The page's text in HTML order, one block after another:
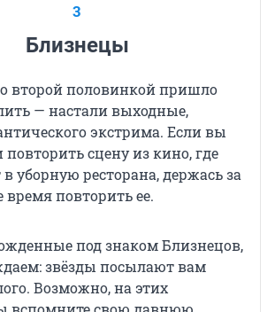
3
Близнецы
второй половинкой пришло
— настали выходные,
экстрима. Если вы
повторить сцену из кино, где
в уборную ресторана, держась за
время повторить ее.
под знаком Близнецов,
звёзды посылают вам
Возможно, на этих